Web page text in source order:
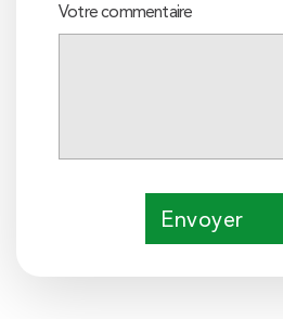
Votre commentaire
Envoyer